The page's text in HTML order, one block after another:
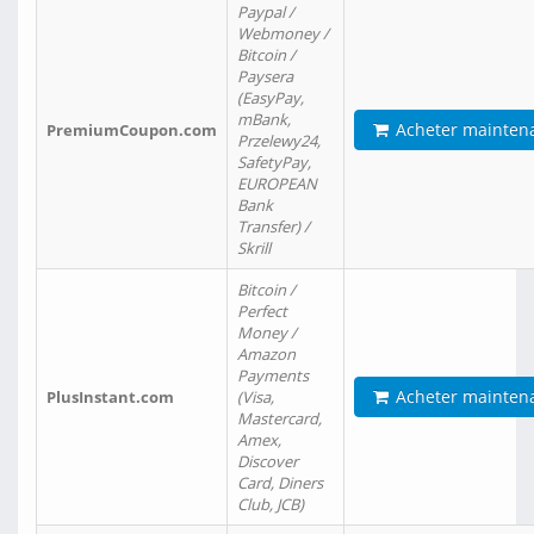
PremiumCoupon.com
Paypal /
Webmoney /
Bitcoin /
Paysera
(EasyPay,
mBank,
Przelewy24,
SafetyPay,
EUROPEAN
Bank
Transfer) /
Skrill
Acheter
PlusInstant.com
Bitcoin /
Perfect
Money /
Amazon
Payments
(Visa,
Mastercard,
Amex,
Discover
Card, Diners
Club, JCB)
Acheter